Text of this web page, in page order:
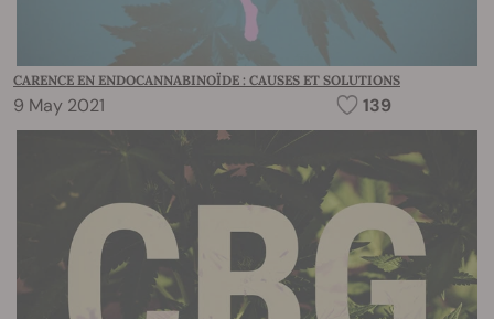
CARENCE EN ENDOCANNABINOÏDE : CAUSES ET SOLUTIONS
9 May 2021 139